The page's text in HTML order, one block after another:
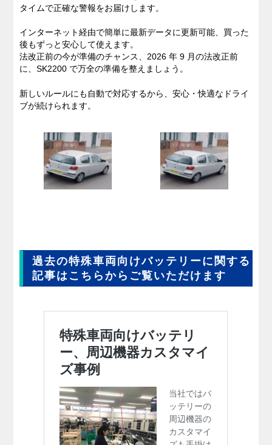
タイムで正確な警報をお届けします。
インターネット経由で簡単に最新データに更新可能、買った
後もずっと安心して使えます。
法改正前の今が準備のチャンス、2026 年 9 月の法改正前
に、SK2200 で万全の準備を整えましょう。
新しいルールにも自動で対応するから、安心・快適なドライ
ブが続けられます。
過去の特殊車両向けバッテリーに関する
記事はこちらからご覧いただけます